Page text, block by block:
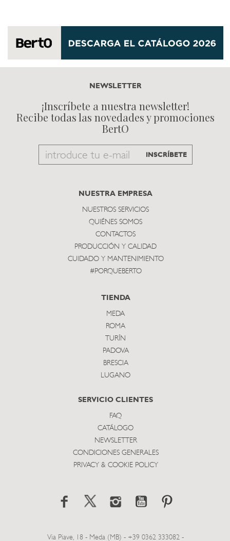
NEWSLETTER
¡Inscríbete a nuestra newsletter!
Recibe todas las novedades y promociones
BertO
Email
subscribe
INSCRÍBETE
NUESTRA EMPRESA
NUESTROS SERVICIOS
QUIÉNES SOMOS
CONTACTOS
PRODUCCIÓN Y CALIDAD
CUIDADO Y MANTENIMIENTO
#PORQUEBERTO
TIENDA
MEDA
ROMA
TURÍN
PADOVA
BRESCIA
LUGANO
SERVICIO CLIENTES
FAQ
CATÁLOGO
NEWSLETTER
CONDICIONES GENERALES
PRIVACY & COOKIE POLICY
Via Piave, 18 - Meda (MB) - +39 0362 333082 -